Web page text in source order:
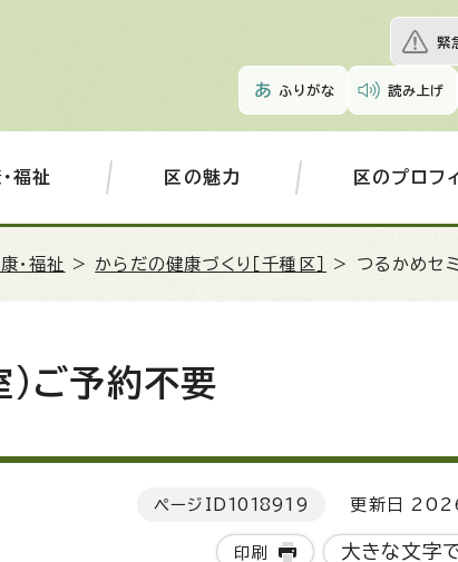
緊
ふりがな 読み上げ
福祉 区の魅力 区のプロフ
・福祉 > からだの健康づくり［千種区］ > つるかめセ
)ご予約不要
ページID 1018919 更新日
印刷 大きな文字